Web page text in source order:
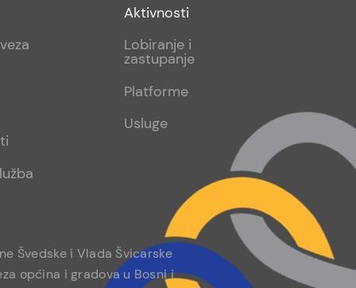
Footer
sub
Aktivnosti
Lobiranje i
zastupanje
Platforme
Usluge
Švedske i Vlada Švicarske
općina i gradova u Bosni i